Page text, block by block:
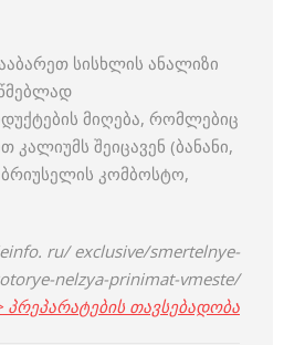
სისხლის ანალიზი
მიღება, რომლებიც
შეიცავენ (ბანანი,
კომბოსტო,
ru/ exclusive/smertelnye-
nelzya-prinimat-vmeste/
თავსებადობა